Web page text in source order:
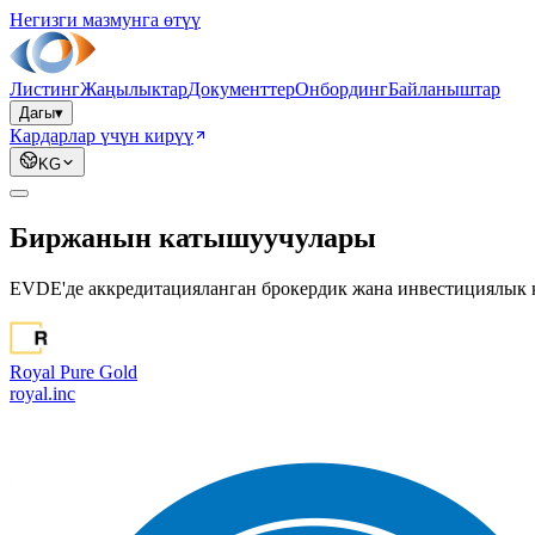
Негизги мазмунга өтүү
ЛистингЖаңылыктарДокументтерОнбордингБайланыштар
Дагы▾
Кардарлар үчүн кирүү
KG
Биржанын катышуучулары
EVDE'де аккредитацияланган брокердик жана инвестициялык
Royal Pure Gold
royal.inc